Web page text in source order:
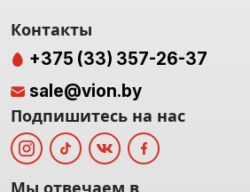
Контакты
+375 (33) 357-26-37
sale@vion.by
Подпишитесь на нас
Мы отвечаем в